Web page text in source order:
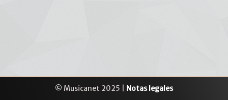
© Musicanet 2025 | Notas legales